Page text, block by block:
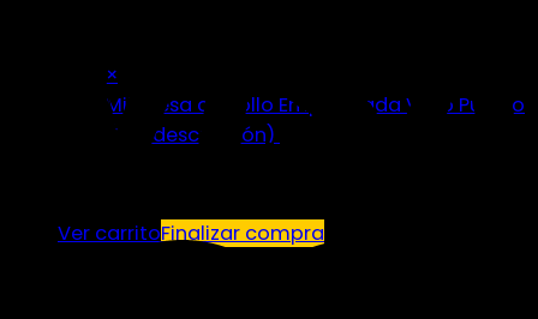
×
Milanesa de Pollo Empanizada Viejo Pueblo
(Ver descripción)
Ver carritoFinalizar compra